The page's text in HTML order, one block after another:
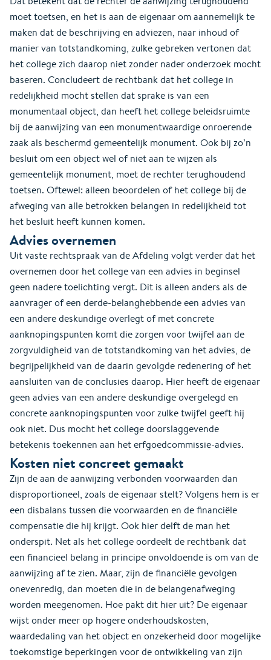
moet toetsen, en het is aan de eigenaar om aannemelijk te
maken dat de beschrijving en adviezen, naar inhoud of
manier van totstandkoming, zulke gebreken vertonen dat
het college zich daarop niet zonder nader onderzoek mocht
baseren. Concludeert de rechtbank dat het college in
redelijkheid mocht stellen dat sprake is van een
monumentaal object, dan heeft het college beleidsruimte
bij de aanwijzing van een monumentwaardige onroerende
zaak als beschermd gemeentelijk monument. Ook bij zo’n
besluit om een object wel of niet aan te wijzen als
gemeentelijk monument, moet de rechter terughoudend
toetsen. Oftewel: alleen beoordelen of het college bij de
afweging van alle betrokken belangen in redelijkheid tot
het besluit heeft kunnen komen.
Advies overnemen
Uit vaste rechtspraak van de Afdeling volgt verder dat het
overnemen door het college van een advies in beginsel
geen nadere toelichting vergt. Dit is alleen anders als de
aanvrager of een derde-belanghebbende een advies van
een andere deskundige overlegt of met concrete
aanknopingspunten komt die zorgen voor twijfel aan de
zorgvuldigheid van de totstandkoming van het advies, de
begrijpelijkheid van de daarin gevolgde redenering of het
aansluiten van de conclusies daarop. Hier heeft de eigenaar
geen advies van een andere deskundige overgelegd en
concrete aanknopingspunten voor zulke twijfel geeft hij
ook niet. Dus mocht het college doorslaggevende
betekenis toekennen aan het erfgoedcommissie-advies.
Kosten niet concreet gemaakt
Zijn de aan de aanwijzing verbonden voorwaarden dan
disproportioneel, zoals de eigenaar stelt? Volgens hem is er
een disbalans tussen die voorwaarden en de financiële
compensatie die hij krijgt. Ook hier delft de man het
onderspit. Net als het college oordeelt de rechtbank dat
een financieel belang in principe onvoldoende is om van de
aanwijzing af te zien. Maar, zijn de financiële gevolgen
onevenredig, dan moeten die in de belangenafweging
worden meegenomen. Hoe pakt dit hier uit? De eigenaar
wijst onder meer op hogere onderhoudskosten,
waardedaling van het object en onzekerheid door mogelijke
toekomstige beperkingen voor de ontwikkeling van zijn